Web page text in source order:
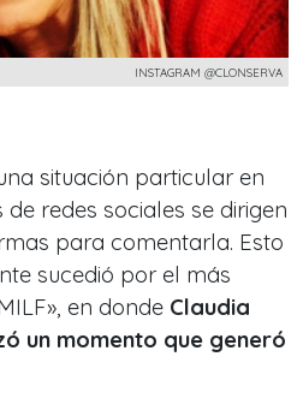
INSTAGRAM @CLONSERVA
situación particular en
redes sociales se dirigen
para comentarla. Esto
sucedió por el más
en donde Claudia
un momento que generó